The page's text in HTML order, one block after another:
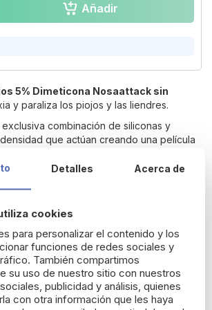
Añadir
5% Dimeticona Nosaattack sin
y paraliza los piojos y las liendres.
exclusiva combinación de siliconas y
que actúan creando una película
durante 14 días*
la Loción antipiojos con 5%
Detalles Acerca de
cookies
para personalizar el contenido y los
funciones de redes sociales y
También compartimos
su uso de nuestro sitio con nuestros
publicidad y análisis, quienes
con otra información que les haya